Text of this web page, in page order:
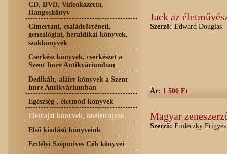
CD, DVD, Videokazetta,
Hangoskönyv
Címertani, családtörténeti,
genealógiai, heraldikai könyvek,
szakkönyvek
Cserkész könyvek, cserkészet a
Szent Imre Antikváriumban
Dedikált, aláírt könyvek a Szent
Imre Antikváriumban
Egészség-, életmód-könyvek
Életrajzi könyvek, önéletrajzok
Első kiadású könyveink
Erdélyi Szépmíves Céh könyvei
Jack az
Szerző: Edward Douglas
Ár: 1 500 Ft
Magyar
Szerző: Frideczky Frigyes